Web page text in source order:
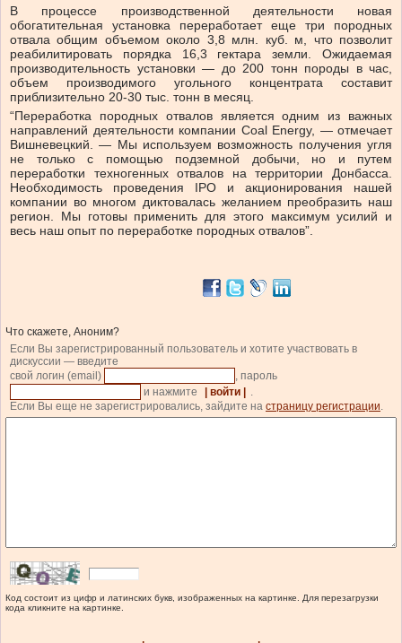
В процессе производственной деятельности новая
обогатительная установка переработает еще три породных
отвала общим объемом около 3,8 млн. куб. м, что позволит
реабилитировать порядка 16,3 гектара земли. Ожидаемая
производительность установки — до 200 тонн породы в час,
объем производимого угольного концентрата составит
приблизительно 20-30 тыс. тонн в месяц.
“Переработка породных отвалов является одним из важных
направлений деятельности компании Coal Energy, — отмечает
Вишневецкий. — Мы используем возможность получения угля
не только с помощью подземной добычи, но и путем
переработки техногенных отвалов на территории Донбасса.
Необходимость проведения IPO и акционирования нашей
компании во многом диктовалась желанием преобразить наш
регион. Мы готовы применить для этого максимум усилий и
весь наш опыт по переработке породных отвалов”.
Что скажете, Аноним?
Если Вы зарегистрированный пользователь и хотите участвовать в
дискуссии — введите
свой логин (email)
, пароль
и нажмите
| войти |
Если Вы еще не зарегистрировались, зайдите на страницу регистрации
Код состоит из цифр и латинских букв, изображенных на картинке. Для перезагрузки
кода кликните на картинке.